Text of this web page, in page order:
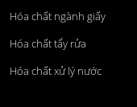
Hóa chất ngành giấy
Hóa chất tẩy rửa
Hóa chất xử lý nước